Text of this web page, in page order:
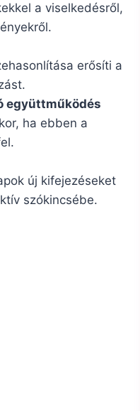
a viselkedésről,
erősíti a
együttműködés
ha ebben a
új kifejezéseket
szókincsébe.